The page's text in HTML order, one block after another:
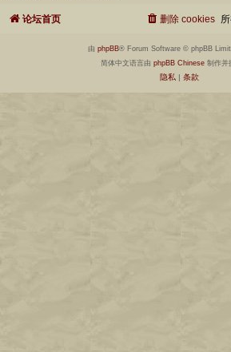
论坛首页 删除 cookies
由 phpBB® Forum Software © phpBB
简体中文语言由 phpBB Chinese 制作并
隐私| 条款